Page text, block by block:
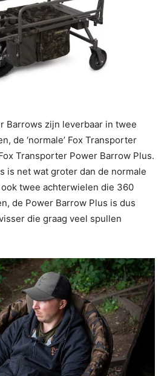
Barrows zijn leverbaar in twee
de ‘normale’ Fox Transporter
Transporter Power Barrow Plus.
is net wat groter dan de normale
twee achterwielen die 360
de Power Barrow Plus is dus
die graag veel spullen